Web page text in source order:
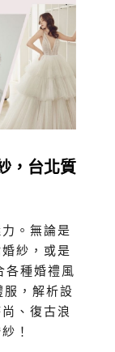
，台北質
。無論是
紗，或是
種婚禮風
服，解析設
、復古浪
！